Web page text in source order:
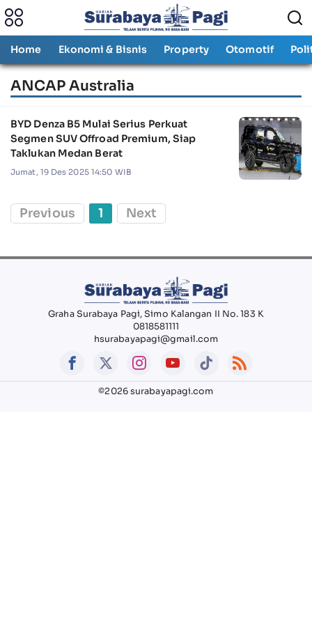
Home Ekonomi & Bisnis Property Otomotif
ANCAP Australia
BYD Denza B5 Mulai Serius Perkuat
Segmen SUV Offroad Premium, Siap
Taklukan Medan Berat
Jumat, 19 Des 2025 14:50 WIB
Previous 1 Next
Graha Surabaya Pagi, Simo Kalangan II No. 183 K
0818581111
hsurabayapagi@gmail.com
©2026 surabayapagi.com